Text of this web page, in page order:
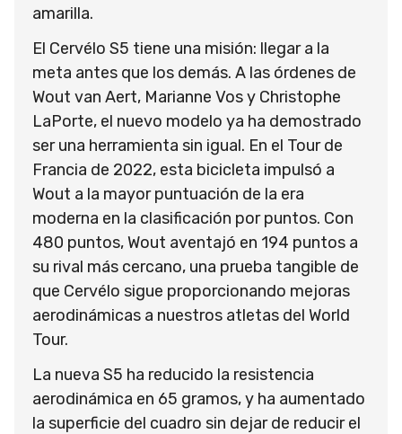
amarilla.
El Cervélo S5 tiene una misión: llegar a la
meta antes que los demás. A las órdenes de
Wout van Aert, Marianne Vos y Christophe
LaPorte, el nuevo modelo ya ha demostrado
ser una herramienta sin igual. En el Tour de
Francia de 2022, esta bicicleta impulsó a
Wout a la mayor puntuación de la era
moderna en la clasificación por puntos. Con
480 puntos, Wout aventajó en 194 puntos a
su rival más cercano, una prueba tangible de
que Cervélo sigue proporcionando mejoras
aerodinámicas a nuestros atletas del World
Tour.
La nueva S5 ha reducido la resistencia
aerodinámica en 65 gramos, y ha aumentado
la superficie del cuadro sin dejar de reducir el